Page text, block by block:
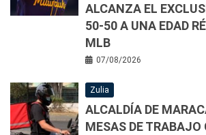
ALCANZA EL
50-50 A UNA EDAD
MLB
07/08/2026
Zulia
ALCALDÍA DE
MESAS DE TRABAJO